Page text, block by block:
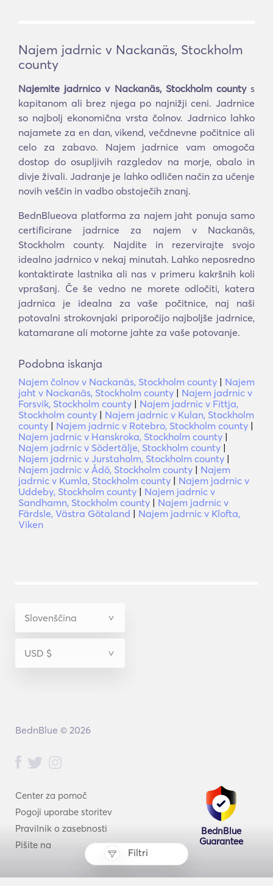
Filtri
Najem jadrnic v Nackanäs, Stockholm
county
Najemite jadrnico v Nackanäs, Stockholm countys
kapitanom ali brez njega po najnižji ceni. Jadrnice
so najbolj ekonomična vrsta čolnov. Jadrnico lahko
najamete za en dan, vikend, večdnevne počitnice ali
celo za zabavo. Najem jadrnice vam omogoča
dostop do osupljivih razgledov na morje, obalo in
divje živali. Jadranje je lahko odličen način za učenje
novih veščin in vadbo obstoječih znanj.
BednBlueova platforma za najem jaht ponuja samo
certificirane jadrnice za najem v Nackanäs,
Stockholm county. Najdite in rezervirajte svojo
idealno jadrnico v nekaj minutah. Lahko neposredno
kontaktirate lastnika ali nas v primeru kakršnih koli
vprašanj. Če še vedno ne morete odločiti, katera
jadrnica je idealna za vaše počitnice, naj naši
potovalni strokovnjaki priporočijo najboljše jadrnice,
katamarane ali motorne jahte za vaše potovanje.
Podobna iskanja
Najem čolnov v Nackanäs, Stockholm county | Najem
jaht v Nackanäs, Stockholm county | Najem jadrnic v
Forsvik, Stockholm county | Najem jadrnic v Fittja,
Stockholm county | Najem jadrnic v Kulan, Stockholm
county | Najem jadrnic v Rotebro, Stockholm county |
Najem jadrnic v Hanskroka, Stockholm county |
Najem jadrnic v Södertälje, Stockholm county |
Najem jadrnic v Jurstaholm, Stockholm county |
Najem jadrnic v Ådö, Stockholm county | Najem
jadrnic v Kumla, Stockholm county | Najem jadrnic v
Uddeby, Stockholm county | Najem jadrnic v
Sandhamn, Stockholm county | Najem jadrnic v
Färdsle, Västra Götaland | Najem jadrnic v Klofta,
Viken
Center za pomoč
Pogoji uporabe storitev
Pravilnik o zasebnosti
Pišite na
BednBlue
Guarantee
BednBlue © 2026